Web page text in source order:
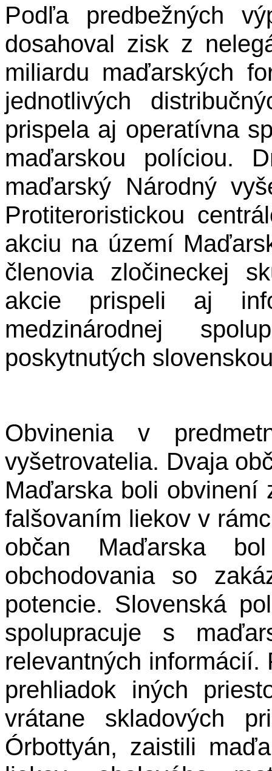
Podľa predbežných
dosahoval zisk z
miliardu maďarských
jednotlivých
prispela aj operatívna
maďarskou políciou.
maďarský Národný
Protiteroristickou
akciu na území
členovia zločineckej
akcie prispeli aj
medzinárodnej
poskytnutých
Obvinenia v
vyšetrovatelia. Dvaja
Maďarska boli obvinení
falšovaním liekov v
občan Maďarska
obchodovania so
potencie. Slovenská
spolupracuje s
relevantných informácií.
prehliadok iných
vrátane skladových
Órbottyán, zaistili